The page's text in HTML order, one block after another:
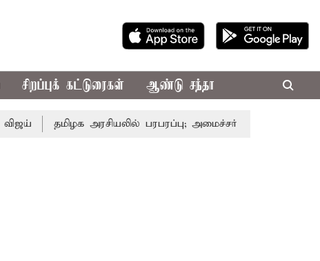
சிறப்புக் கட்டுரைகள் ஆண்டு சந்தா
தமிழக அரசியலில் பரபரப்பு; அமைச்சர் ஆனந்த் உடன் சி.வி.